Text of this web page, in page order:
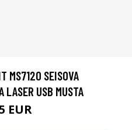
MS7120 SEISOVA
LASER USB MUSTA
EUR